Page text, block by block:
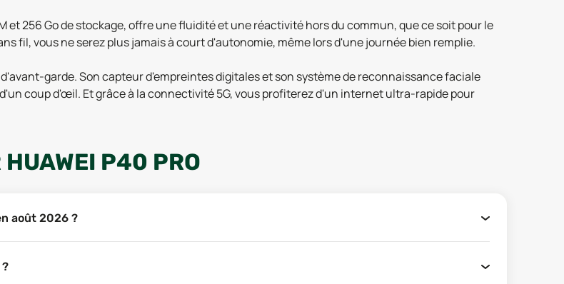
et 256 Go de stockage, offre une fluidité et une réactivité hors du commun, que ce soit pour le
fil, vous ne serez plus jamais à court d'autonomie, même lors d'une journée bien remplie.
garde. Son capteur d'empreintes digitales et son système de reconnaissance faciale
coup d'œil. Et grâce à la connectivité 5G, vous profiterez d'un internet ultra-rapide pour
HUAWEI P40 PRO
août 2026 ?